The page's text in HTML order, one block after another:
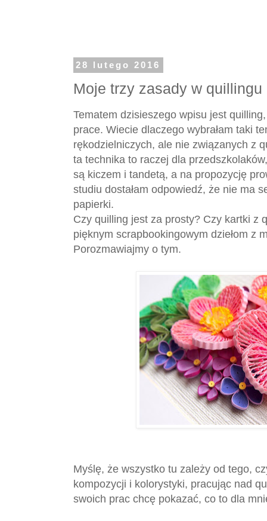
28 lutego 2016
Moje trzy zasady w
Tematem dzisieszego wpisu jest
prace. Wiecie dlaczego wybrałam taki
rękodzielniczych, ale nie związanych z
ta technika to raczej dla
są kiczem i tandetą, a na propozycję
studiu dostałam odpowiedź, że nie ma
papierki.
Czy quilling jest za prosty? Czy kartki z
pięknym scrapbookingowym dziełom z
Porozmawiajmy o tym.
Myślę, że wszystko tu zależy od tego,
kompozycji i kolorystyki, pracując nad
swoich prac chcę pokazać, co to dla